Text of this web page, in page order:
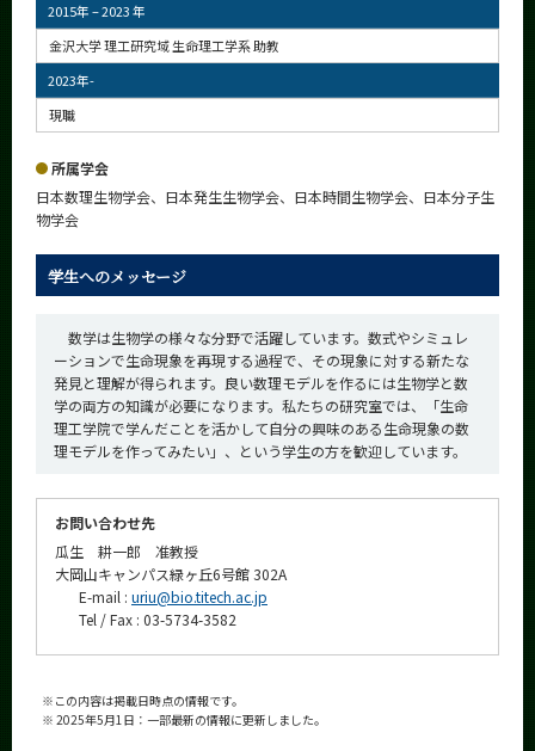
2015年 – 2023 年
金沢大学 理工研究域 生命理工学系 助教
2023年-
現職
所属学会
日本数理生物学会、日本発生生物学会、日本時間生物学会、日本分子生
物学会
学生へのメッセージ
数学は生物学の様々な分野で活躍しています。数式やシミュレ
ーションで生命現象を再現する過程で、その現象に対する新たな
発見と理解が得られます。良い数理モデルを作るには生物学と数
学の両方の知識が必要になります。私たちの研究室では、「生命
理工学院で学んだことを活かして自分の興味のある生命現象の数
理モデルを作ってみたい」、という学生の方を歓迎しています。
お問い合わせ先
瓜生 耕一郎 准教授
大岡山キャンパス緑ヶ丘6号館 302A
E-mail : uriu@bio.titech.ac.jp
Tel / Fax : 03-5734-3582
※この内容は掲載日時点の情報です。
※ 2025年5月1日：一部最新の情報に更新しました。